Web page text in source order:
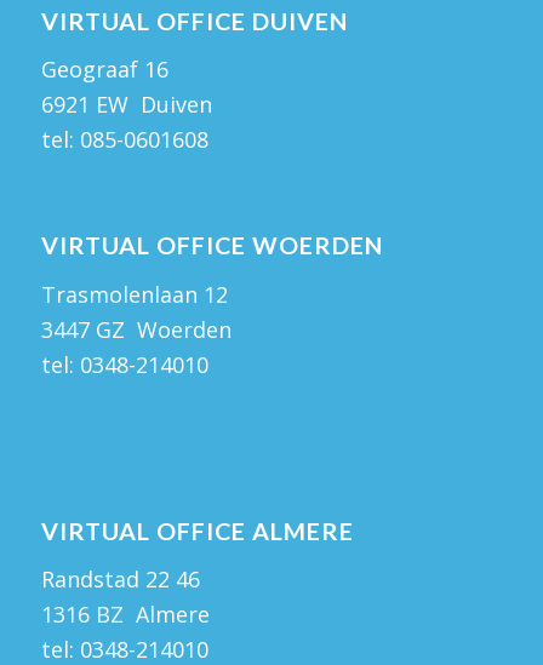
VIRTUAL OFFICE DUIVEN
Geograaf 16
6921 EW Duiven
tel: 085-0601608
VIRTUAL OFFICE WOERDEN
Trasmolenlaan 12
3447 GZ Woerden
tel: 0348-214010
VIRTUAL OFFICE ALMERE
Randstad 22 46
1316 BZ Almere
tel: 0348-214010